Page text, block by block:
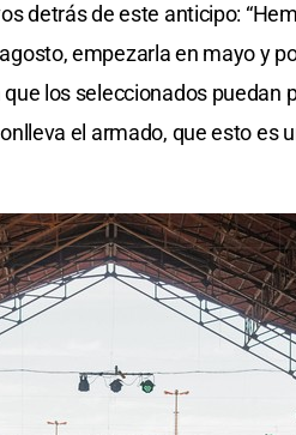
detrás de este anticipo:
empezarla en mayo y
los seleccionados puedan
el armado, que esto es